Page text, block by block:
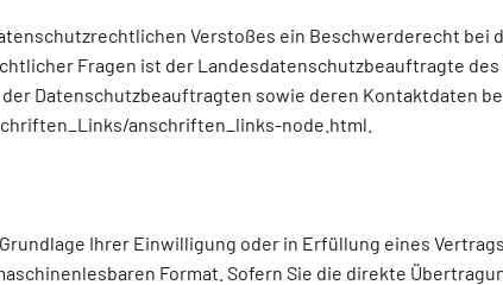
Verstoßes ein Beschwerderecht bei
Fragen ist der Landesdatenschutzbeauftragte
Datenschutzbeauftragten sowie deren Kontaktdaten
anschriften_links-node.html.
Ihrer Einwilligung oder in Erfüllung eines
Format. Sofern Sie die direkte